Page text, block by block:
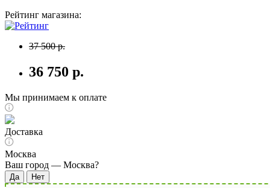
Рейтинг магазина:
37 500 р.
36 750 р.
Мы принимаем к оплате
Доставка
Москва
Ваш город — Москва?